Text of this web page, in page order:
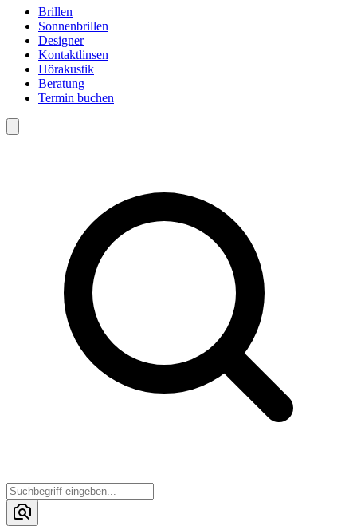
Brillen
Sonnenbrillen
Designer
Kontaktlinsen
Hörakustik
Beratung
Termin buchen